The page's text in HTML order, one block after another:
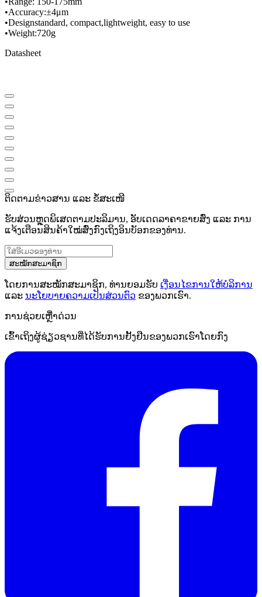
•Accuracy:±4μm
•Designstandard, compact,lightweight, easy to use
•Weight:720g
Datasheet
ຕິດຕາມຂ່າວສານ ແລະ ຂໍ້ສະເໜີ
ຮັບສ່ວນຫຼຸດພິເສດຕາມປະລິມານ, ອັບເດດລາຄາຂາຍສົ່ງ ແລະ ການ
ແຈ້ງເຕືອນສິນຄ້າໃໝ່ສົ່ງກົງເຖິງອິນບັອກຂອງທ່ານ.
ສະໝັກສະມາຊິກ
ໂດຍການສະໝັກສະມາຊິກ, ທ່ານຍອມຮັບ ເງື່ອນໄຂການໃຫ້ບໍລິການ
ແລະ ນະໂຍບາຍຄວາມເປັນສ່ວນຕົວ ຂອງພວກເຮົາ.
ການຊ່ວຍເຫຼືໍາດ່ວນ
ເຂົ້າເຖິງຜູ້ຊ່ຽວຊານທີ່ໄດ້ຮັບການຢັ້ງຢືນຂອງພວກເຮົາໂດຍກົງ